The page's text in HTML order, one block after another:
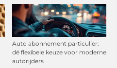
Auto abonnement particulier:
dé flexibele keuze voor moderne
autorijders